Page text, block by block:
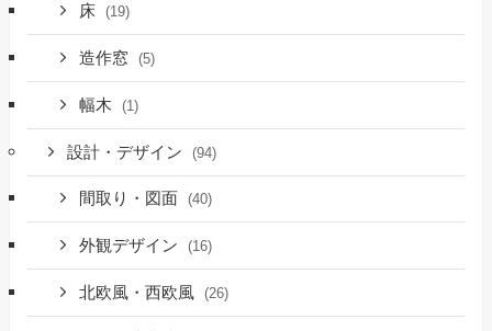
床 (19)
造作窓 (5)
幅木 (1)
設計・デザイン (94)
間取り・図面 (40)
外観デザイン (16)
北欧風・西欧風 (26)